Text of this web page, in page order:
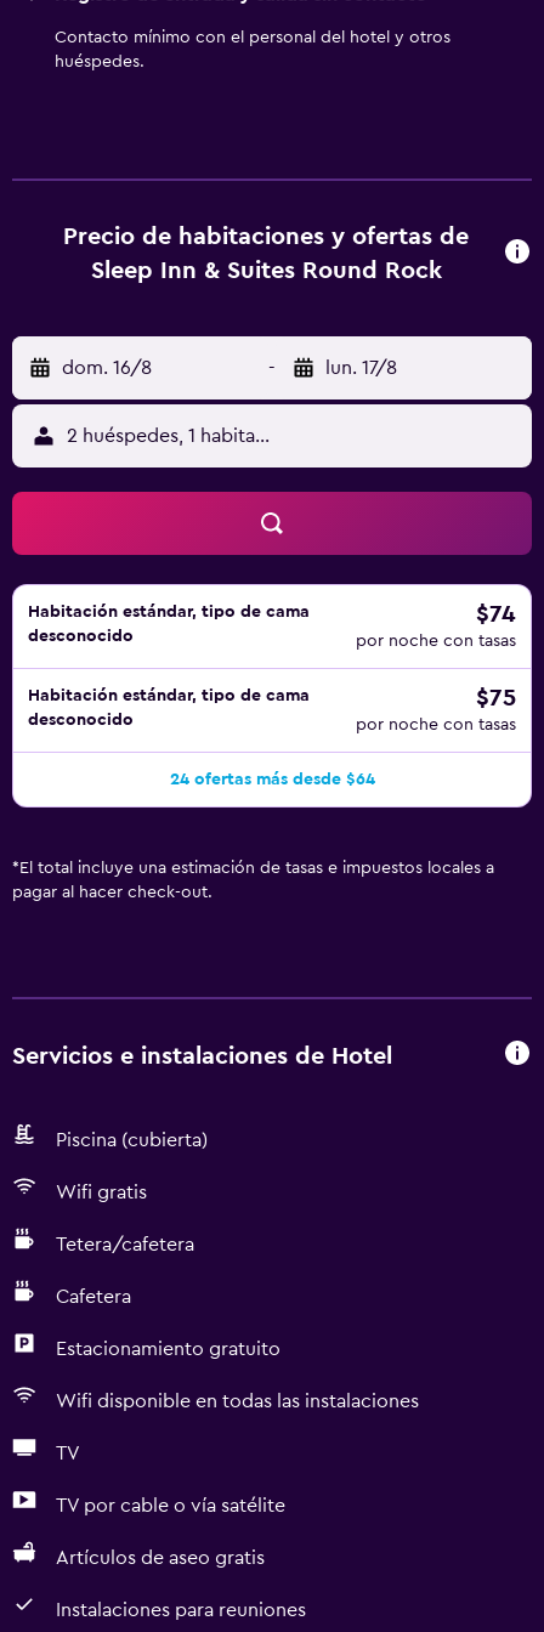
Contacto mínimo con el personal del hotel y otros
huéspedes.
Precio de habitaciones y ofertas de
Sleep Inn & Suites Round Rock
dom. 16/8 - lun. 17/8
2 huéspedes, 1 habitación
Habitación estándar, tipo de cama
desconocido
$74
por noche con tasas
Habitación estándar, tipo de cama
desconocido
$75
por noche con tasas
24 ofertas más desde $64
* El total incluye una estimación de tasas e impuestos locales a
pagar al hacer check-out.
Servicios e instalaciones de Hotel
Piscina (cubierta)
Wifi gratis
Tetera/cafetera
Cafetera
Estacionamiento gratuito
Wifi disponible en todas las instalaciones
TV
TV por cable o vía satélite
Artículos de aseo gratis
Instalaciones para reuniones